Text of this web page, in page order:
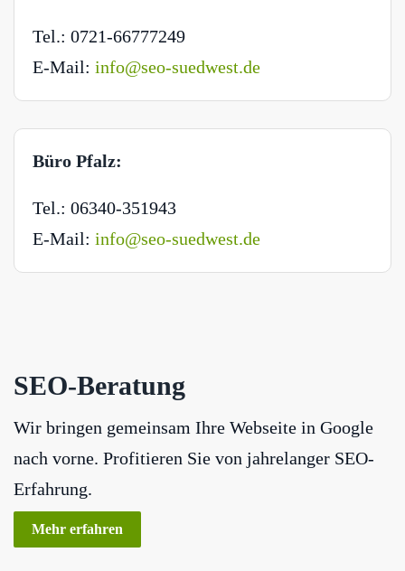
Tel.: 0721-66777249
E-Mail: info@seo-suedwest.de
Büro Pfalz:
Tel.: 06340-351943
E-Mail: info@seo-suedwest.de
SEO-Beratung
Wir bringen gemeinsam Ihre Webseite in Google
nach vorne. Profitieren Sie von jahrelanger SEO-
Erfahrung.
Mehr erfahren